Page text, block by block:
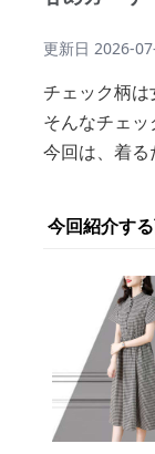
更新日 2026-
チェック柄は
そんなチェ
今回は、着る
今回紹介す